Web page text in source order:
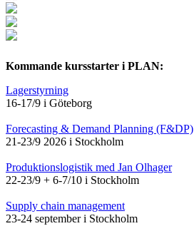
Kommande kursstarter i PLAN:
Lagerstyrning
16-17/9 i Göteborg
Forecasting & Demand Planning (F&DP)
21-23/9 2026 i Stockholm
Produktionslogistik med Jan Olhager
22-23/9 + 6-7/10 i Stockholm
Supply chain management
23-24 september i Stockholm